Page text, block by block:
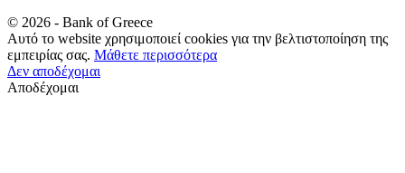
© 2026 - Bank of Greece
Αυτό το website χρησιμοποιεί cookies για την βελτιστοποίηση της
εμπειρίας σας. Μάθετε περισσότερα
Δεν αποδέχομαι
Αποδέχομαι